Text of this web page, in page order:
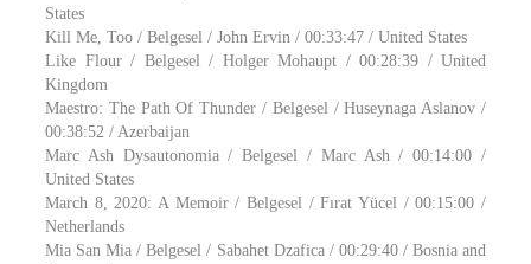
States
Kill Me, Too / Belgesel / John Ervin / 00:33:47 / United States
Like Flour / Belgesel / Holger Mohaupt / 00:28:39 / United
Kingdom
Maestro: The Path Of Thunder / Belgesel / Huseynaga Aslanov /
00:38:52 / Azerbaijan
Marc Ash Dysautonomia / Belgesel / Marc Ash / 00:14:00 /
United States
March 8, 2020: A Memoir / Belgesel / Fırat Yücel / 00:15:00 /
Netherlands
Mia San Mia / Belgesel / Sabahet Dzafica / 00:29:40 / Bosnia and